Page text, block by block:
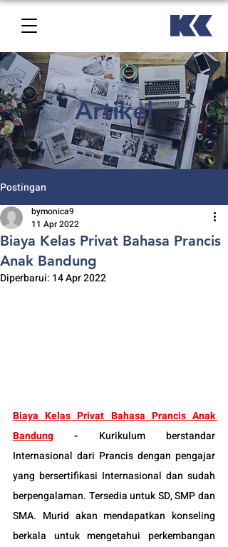
Artikel
Postingan
Biaya Kelas Privat Bahasa Prancis
Anak Bandung
bymonica9
11 Apr 2022
Diperbarui: 14 Apr 2022
Biaya Kelas Privat Bahasa Prancis Anak
Bandung
-
Kurikulum berstandar
Internasional dari Prancis dengan pengajar
yang bersertifikasi Internasional dan sudah
berpengalaman. Tersedia untuk SD, SMP dan
SMA. Murid akan mendapatkan konseling
berkala untuk mengetahui perkembangan